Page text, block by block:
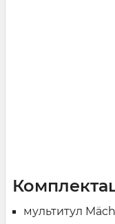
мультитул